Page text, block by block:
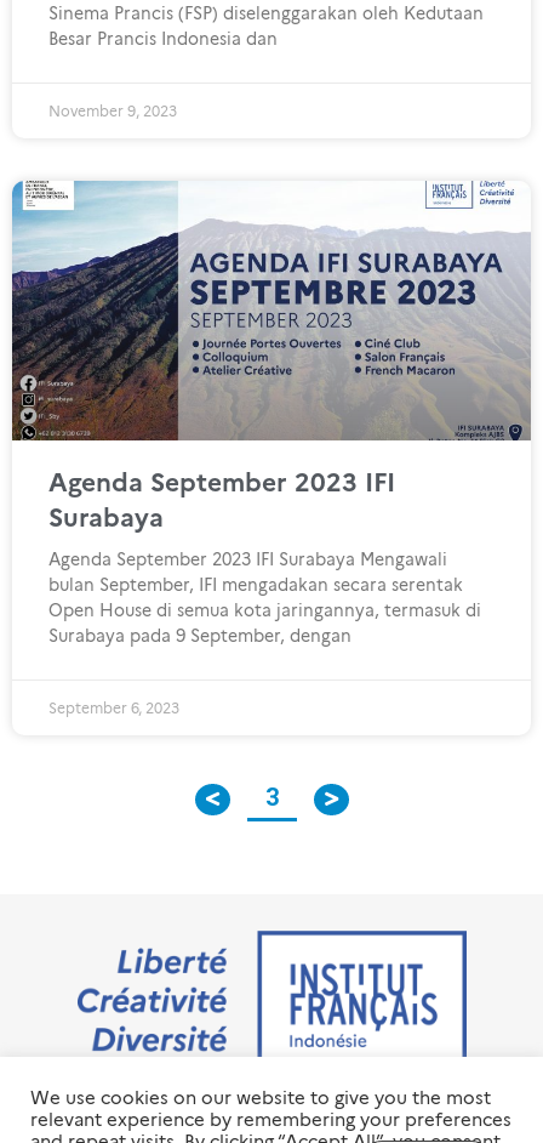
Sinema Prancis (FSP) diselenggarakan oleh Kedutaan
Besar Prancis Indonesia dan
November 9, 2023
Agenda September 2023 IFI
Surabaya
Agenda September 2023 IFI Surabaya Mengawali
bulan September, IFI mengadakan secara serentak
Open House di semua kota jaringannya, termasuk di
Surabaya pada 9 September, dengan
September 6, 2023
3
Jalan M.H. Thamrin No. 20 Jakarta Pusat 10350
+6221 23 55 79 00
We use cookies on our website to give you the most
relevant experience by remembering your preferences